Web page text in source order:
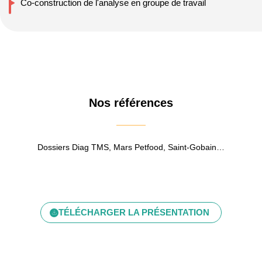
Co-construction de l'analyse en groupe de travail
Nos références
Dossiers Diag TMS, Mars Petfood, Saint-Gobain…
TÉLÉCHARGER LA PRÉSENTATION